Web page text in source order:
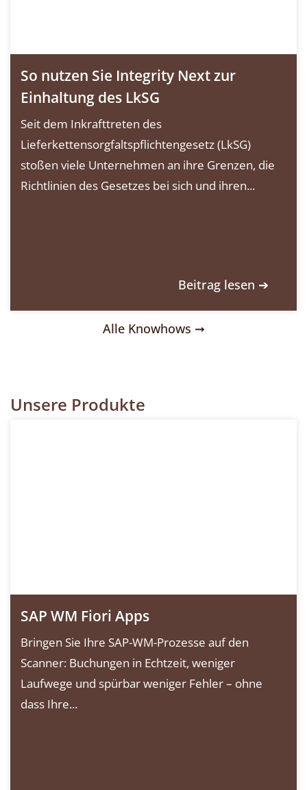
So nutzen Sie Integrity Next zur
Einhaltung des LkSG
Seit dem Inkrafttreten des
Lieferkettensorgfaltspflichtengesetz (LkSG)
stoßen viele Unternehmen an ihre Grenzen, die
Richtlinien des Gesetzes bei sich und ihren...
Beitrag lesen ➔
Alle Knowhows ➞
Unsere Produkte
SAP WM Fiori Apps
Bringen Sie Ihre SAP-WM-Prozesse auf den
Scanner: Buchungen in Echtzeit, weniger
Laufwege und spürbar weniger Fehler – ohne
dass Ihre...